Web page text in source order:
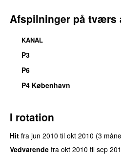
Afspilninger på tværs
KANAL
P3
P6
P4 København
I rotation
Hit fra jun 2010 til okt 2010 (3
Vedvarende fra okt 2010 til sep